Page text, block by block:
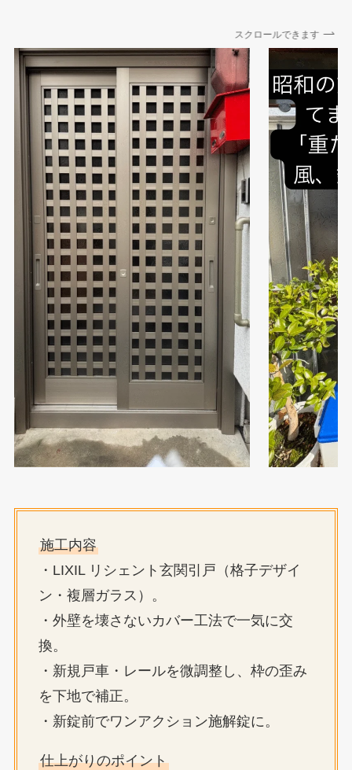
スクロールできます
施工内容
・LIXIL リシェント玄関引戸（格子デザイ
ン・複層ガラス）。
・外壁を壊さないカバー工法で一気に交
換。
・新規戸車・レールを微調整し、枠の歪み
を下地で補正。
・新錠前でワンアクション施解錠に。
仕上がりのポイント